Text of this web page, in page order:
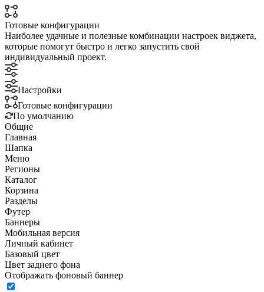
Готовые конфигурации
Наиболее удачные и полезные комбинации настроек виджета,
которые помогут быстро и легко запустить свой
индивидуальный проект.
Настройки
Готовые конфигурации
По умолчанию
Общие
Главная
Шапка
Меню
Регионы
Каталог
Корзина
Разделы
Футер
Баннеры
Мобильная версия
Личный кабинет
Базовый цвет
Цвет заднего фона
Отображать фоновый баннер